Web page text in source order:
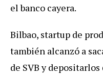
el banco cayera.
Bilbao, startup de
también alcanzó a
de SVB y